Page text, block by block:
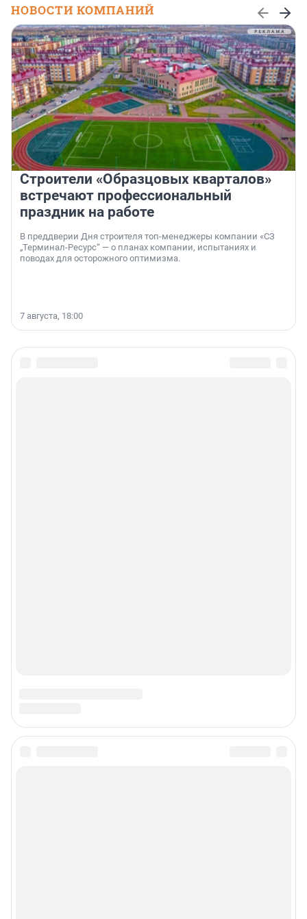
НОВОСТИ КОМПАНИЙ
Строители «Образцовых кварталов»
встречают профессиональный
праздник на работе
В преддверии Дня строителя топ-менеджеры компании «СЗ
„Терминал-Ресурс“ — о планах компании, испытаниях и
поводах для осторожного оптимизма.
7 августа, 18:00